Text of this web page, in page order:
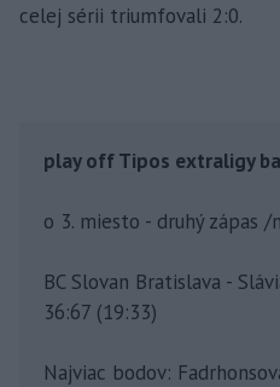
celej sérii triumfovali 2:0.
play off Tipos extraligy
o 3. miesto - druhý zápas
BC Slovan Bratislava -
36:67 (19:33)
Najviac bodov: